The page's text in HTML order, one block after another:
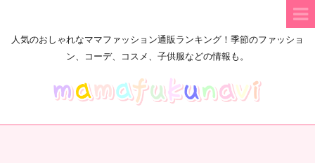
人気のおしゃれなママファッション通販ランキング！季節のファッショ
ン、コーデ、コスメ、子供服などの情報も。